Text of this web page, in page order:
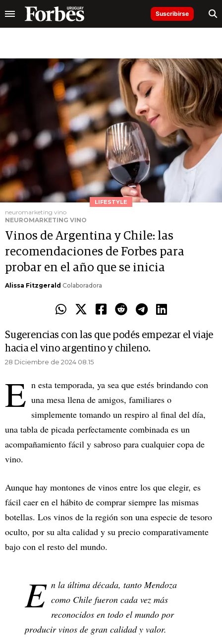
Suscribirse
LIFESTYLE
neuromarketing vino
NEUROMARKETING VINO
Vinos de Argentina y Chile: las
recomendaciones de Forbes para
probar en el año que se inicia
Alissa Fitzgerald Colaboradora
Sugerencias con las que podés empezar el viaje
hacia el vino argentino y chileno.
28 Diciembre de 2024 08.15
E n esta temporada, ya sea que estés brindando con
una mesa llena de amigos, familiares o
simplemente tomando un respiro al final del día,
una tabla de picada perfectamente combinada es un
acompañamiento fácil y sabroso para cualquier copa de
vino.
Aunque hay montones de vinos entre los que elegir, es
fácil caer en el hábito de comprar siempre las mismas
botellas. Los vinos de la región son una especie de tesoro
oculto, por su alta calidad y su precio comparativamente
bajo con el resto del mundo.
E n la última década, tanto Mendoza
como Chile fueron cada vez más
reconocidos en todo el mundo por
producir vinos de gran calidad y valor.